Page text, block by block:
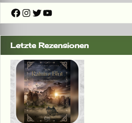
Facebook
Instagram
Twitter
YouTube
Letzte Rezensionen